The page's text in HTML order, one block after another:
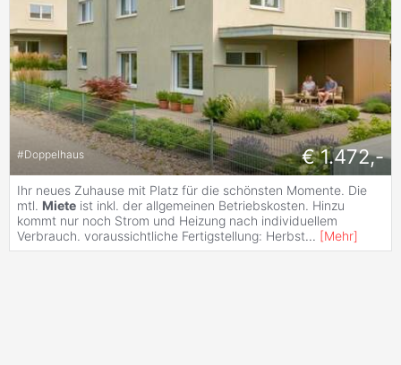
#Doppelhaus € 1.472,-
Ihr neues Zuhause mit Platz für die schönsten Momente. Die
mtl. Miete ist inkl. der allgemeinen Betriebskosten. Hinzu
kommt nur noch Strom und Heizung nach individuellem
Verbrauch. voraussichtliche Fertigstellung: Herbst... [Mehr]